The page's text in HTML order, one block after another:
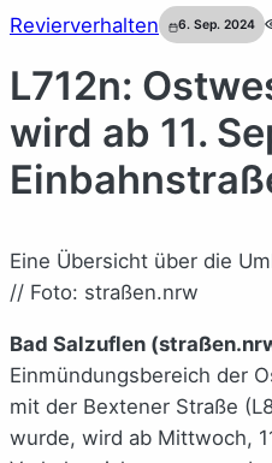
Revierverhalten 6. Sep. 2024
L712n:
wird ab 11.
Eine Übersicht über die
// Foto: straßen.nrw
Bad Salzuflen
Einmündungsbereich der
mit der Bextener Straße
wurde, wird ab Mittwoch,